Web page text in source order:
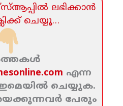
ലഭിക്കാന്‍
ചെയ്യൂ…
എന്ന
ചെയ്യുക.
പേരും